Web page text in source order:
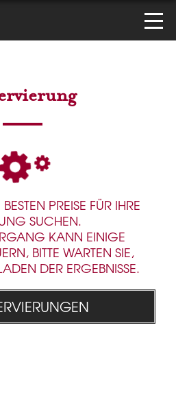
PREISE FÜR IHRE
SUCHEN.
KANN EINIGE
BITTE WARTEN SIE,
DER ERGEBNISSE.